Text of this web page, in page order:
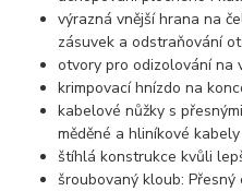
výrazná vnější hrana na
zásuvek a odstraňování
otvory pro odizolování na
krimpovací hnízdo na
kabelové nůžky s
měděné a hliníkové
štíhlá konstrukce kvůli
šroubovaný kloub: